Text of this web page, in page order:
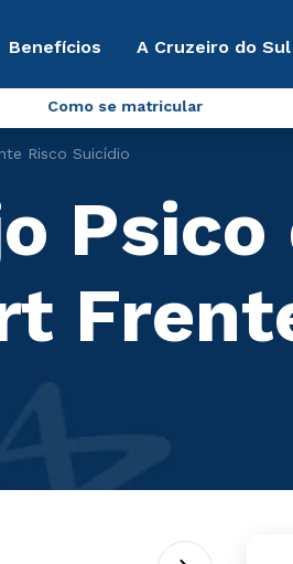
Benefícios A Cruzeiro do
Como se matricular
Risco Suicídio
Psico